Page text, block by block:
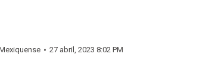
27 abril, 2023 8:02 PM